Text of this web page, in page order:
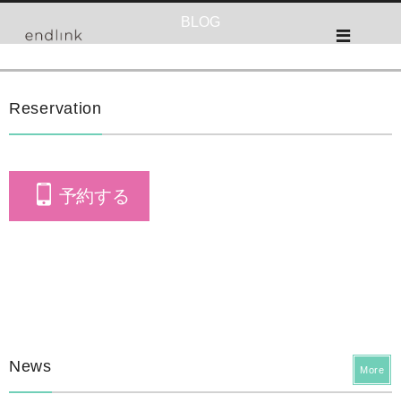
BLOG
Reservation
予約する
News More